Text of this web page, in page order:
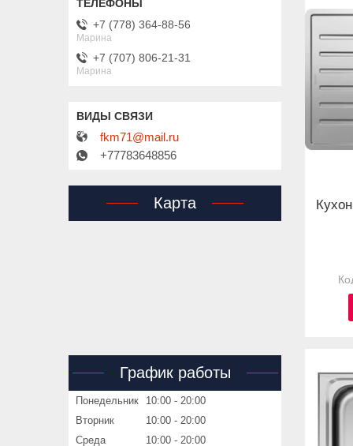
+7 (778) 364-88-56
Марина
+7 (707) 806-21-31
Марина
fkm71@mail.ru
+77783648856
Карта
График работы
Понедельник 10:00
20:00
Вторник
10:00
20:00
Среда
10:00
20:00